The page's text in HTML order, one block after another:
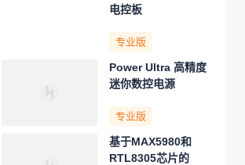
电控板
专业版
Power Ultra 高精度
迷你数控电源
专业版
基于MAX5980和
RTL8305芯片的